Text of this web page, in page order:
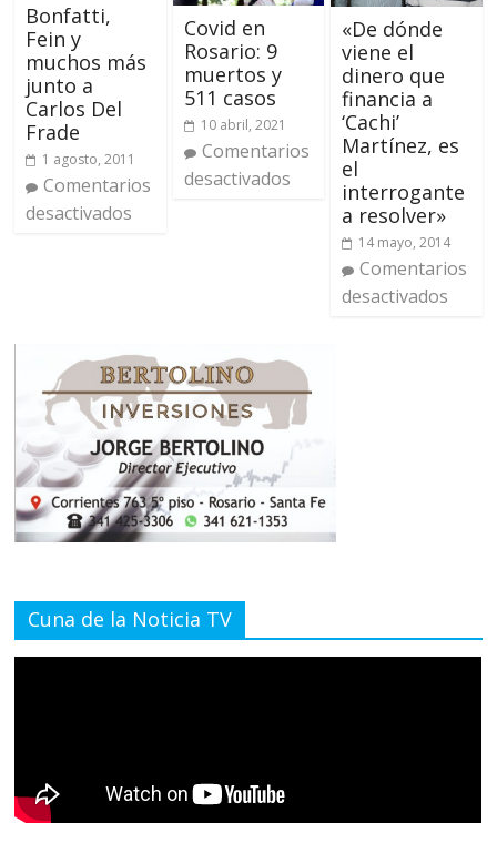
Bonfatti,
Fein y
muchos más
junto a
Carlos Del
Frade
1 agosto, 2011
Comentarios
desactivados
Covid en
Rosario: 9
muertos y
511 casos
10 abril, 2021
Comentarios
desactivados
«De dónde
viene el
dinero que
financia a
‘Cachi’
Martínez, es
el
interrogante
a resolver»
14 mayo, 2014
Comentarios
desactivados
Cuna de la Noticia TV